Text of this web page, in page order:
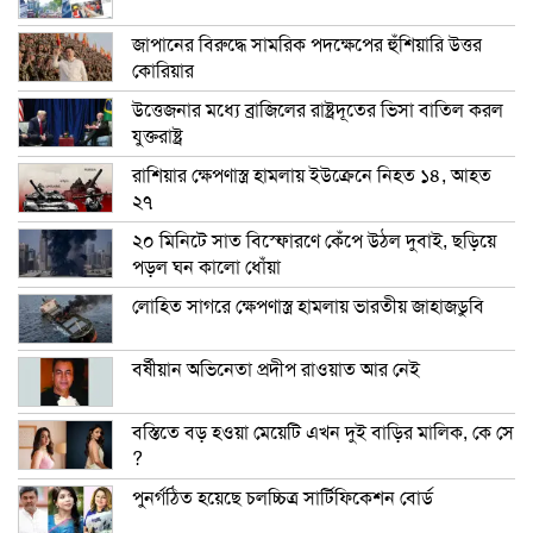
জাপানের বিরুদ্ধে সামরিক পদক্ষেপের হুঁশিয়ারি উত্তর
কোরিয়ার
উত্তেজনার মধ্যে ব্রাজিলের রাষ্ট্রদূতের ভিসা বাতিল করল
যুক্তরাষ্ট্র
রাশিয়ার ক্ষেপণাস্ত্র হামলায় ইউক্রেনে নিহত ১৪, আহত
২৭
২০ মিনিটে সাত বিস্ফোরণে কেঁপে উঠল দুবাই, ছড়িয়ে
পড়ল ঘন কালো ধোঁয়া
লোহিত সাগরে ক্ষেপণাস্ত্র হামলায় ভারতীয় জাহাজডুবি
বর্ষীয়ান অভিনেতা প্রদীপ রাওয়াত আর নেই
বস্তিতে বড় হওয়া মেয়েটি এখন দুই বাড়ির মালিক, কে সে
?
পুনর্গঠিত হয়েছে চলচ্চিত্র সার্টিফিকেশন বোর্ড